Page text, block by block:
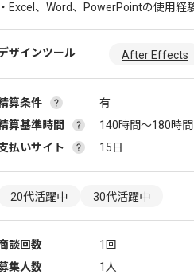
・Excel、Word、PowerPointの使用経
ザインツール After Effects
算条件
有
算基準時間
140時間〜180時間
払いサイト
15日
20代活躍中 30代活躍中
談回数
1回
集人数
1人